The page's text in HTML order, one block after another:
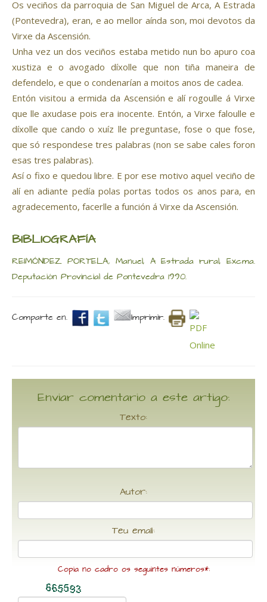
Os veciños da parroquia de San Miguel de Arca, A Estrada
(Pontevedra), eran, e ao mellor aínda son, moi devotos da
Virxe da Ascensión.
Unha vez un dos veciños estaba metido nun bo apuro coa
xustiza e o avogado díxolle que non tiña maneira de
defendelo, e que o condenarían a moitos anos de cadea.
Entón visitou a ermida da Ascensión e alí rogoulle á Virxe
que lle axudase pois era inocente. Entón, a Virxe faloulle e
díxolle que cando o xuíz lle preguntase, fose o que fose,
que só respondese tres palabras (non se sabe cales foron
esas tres palabras).
Así o fixo e quedou libre. E por ese motivo aquel veciño de
alí en adiante pedía polas portas todos os anos para, en
agradecemento, facerlle a función á Virxe da Ascensión.
BIBLIOGRAFÍA
REIMÓNDEZ PORTELA, Manuel, A Estrada rural, Excma.
Deputación Provincial de Pontevedra 1990.
Comparte en. Imprimir.
Enviar comentario a este artigo:
Texto:
Autor:
Teu email:
Copia no cadro os seguintes números*: